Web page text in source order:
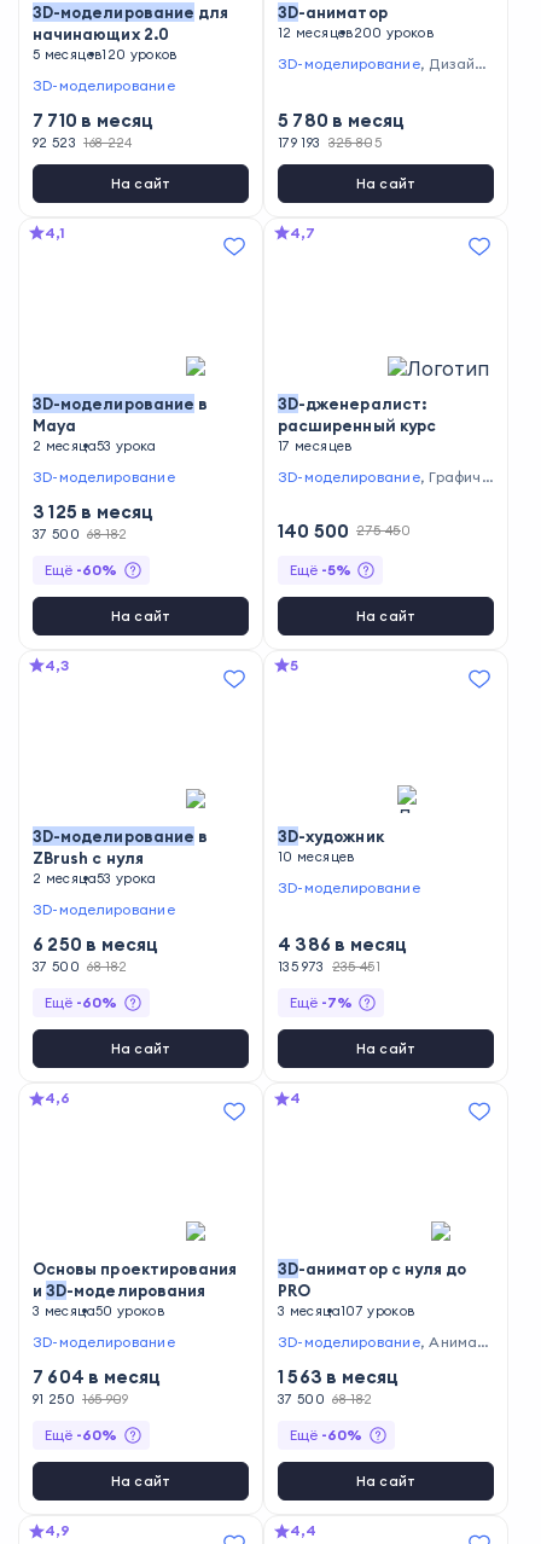
3D-моделирование для
начинающих 2.0
5 месяцев120 уроков
3D-моделирование
7 710 в месяц
92 523 168 224
На сайт
3D-аниматор
12 месяцев200 уроков
3D-моделирование, Дизайн
5 780 в месяц
179 193 325 805
На сайт
4,1
3D-моделирование в
Maya
2 месяца53 урока
3D-моделирование
3 125 в месяц
37 500 68 182
Ещё -60%
На сайт
4,7
3D-дженералист:
расширенный курс
17 месяцев
3D-моделирование, Графиче
140 500 275 450
Ещё -5%
На сайт
4,3
3D-моделирование в
ZBrush с нуля
2 месяца53 урока
3D-моделирование
6 250 в месяц
37 500 68 182
Ещё -60%
На сайт
5
3D-художник
10 месяцев
3D-моделирование
4 386 в месяц
135 973 235 451
Ещё -7%
На сайт
4,6
Основы проектирования
и3D-моделирования
3 месяца50 уроков
3D-моделирование
7 604 в месяц
91 250 165 909
Ещё -60%
На сайт
4
3D-аниматор с нуля до
PRO
3 месяца107 уроков
3D-моделирование,Анимац
1 563 в месяц
37 500 68 182
Ещё -60%
На сайт
4,9 4,4